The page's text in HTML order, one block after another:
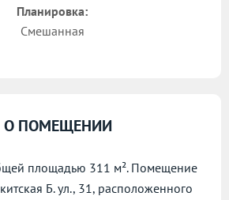
Планировка:
Смешанная
ПОМЕЩЕНИИ
площадью 311 м². Помещение
Б. ул., 31, расположенного